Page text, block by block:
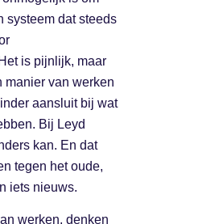
systeem dat steeds
is pijnlijk, maar
manier van werken
aansluit bij wat
Bij Leyd
kan. En dat
tegen het oude,
iets nieuws.
werken, denken